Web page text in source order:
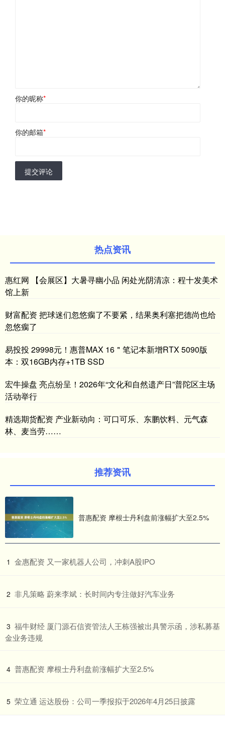
你的昵称*
你的邮箱*
提交评论
热点资讯
惠红网 【会展区】大暑寻幽小品 闲处光阴清凉：程十发美术
馆上新
财富配资 把球迷们忽悠瘸了不要紧，结果奥利塞把德尚也给
忽悠瘸了
易投投 29998元！惠普MAX 16＂笔记本新增RTX 5090版
本：双16GB内存+1TB SSD
宏牛操盘 亮点纷呈！2026年“文化和自然遗产日”普陀区主场
活动举行
精选期货配资 产业新动向：可口可乐、东鹏饮料、元气森
林、麦当劳……
推荐资讯
普惠配资 摩根士丹利盘前涨幅扩大至2.5%
1 ​金惠配资 又一家机器人公司，冲刺A股IPO
2 ​非凡策略 蔚来李斌：长时间内专注做好汽车业务
3 ​福牛财经 厦门源石信资管法人王栋强被出具警示函，涉私募基
金业务违规
4 ​普惠配资 摩根士丹利盘前涨幅扩大至2.5%
5 ​荣立通 运达股份：公司一季报拟于2026年4月25日披露